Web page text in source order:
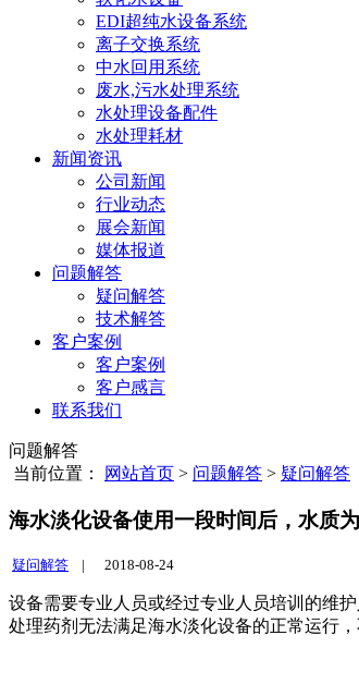
EDI超纯水设备系统
离子交换系统
中水回用系统
废水,污水处理系统
水处理设备配件
水处理耗材
新闻资讯
公司新闻
行业动态
展会新闻
媒体报道
问题解答
疑问解答
技术解答
客户案例
客户案例
客户感言
联系我们
问题解答
当前位置：
网站首页 > 问题解答 > 疑问解答
海水淡化设备使用一段时间后，水质
疑问解答 | 2018-08-24
设备需要专业人员或经过专业人员培训的维
处理药剂无法满足海水淡化设备的正常运行